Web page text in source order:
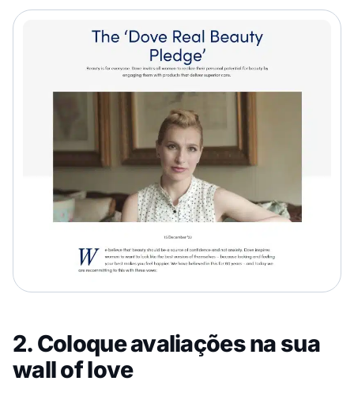
2. Coloque avaliações na sua
wall of love